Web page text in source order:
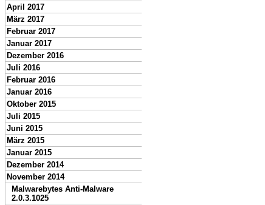
April 2017
März 2017
Februar 2017
Januar 2017
Dezember 2016
Juli 2016
Februar 2016
Januar 2016
Oktober 2015
Juli 2015
Juni 2015
März 2015
Januar 2015
Dezember 2014
November 2014
Malwarebytes Anti-Malware
2.0.3.1025